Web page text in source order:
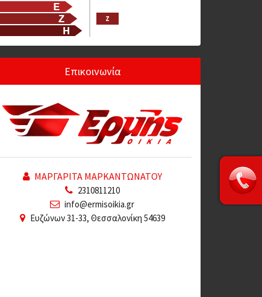
Ζ
Επικοινωνία
ΜΑΡΓΑΡΙΤΑ ΜΑΡΚΑΝΤΩΝΑΤΟΥ
2310811210
info@ermisoikia.gr
Ευζώνων 31-33, Θεσσαλονίκη 54639